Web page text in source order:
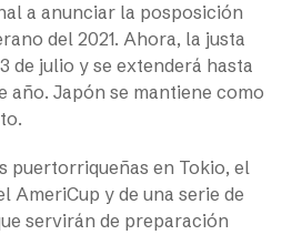
a anunciar la posposición
del 2021. Ahora, la justa
de julio y se extenderá hasta
año. Japón se mantiene como
puertorriqueñas en Tokio, el
AmeriCup y de una serie de
servirán de preparación